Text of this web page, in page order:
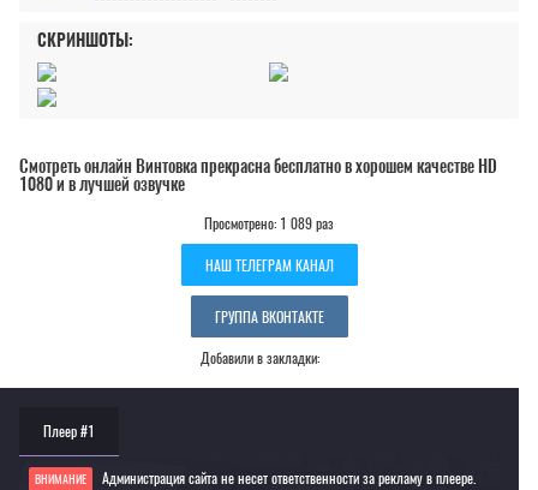
СКРИНШОТЫ:
Смотреть онлайн Винтовка прекрасна бесплатно в хорошем качестве HD
1080 и в лучшей озвучке
Просмотрено: 1 089 раз
НАШ ТЕЛЕГРАМ КАНАЛ
ГРУППА ВКОНТАКТЕ
Добавили в закладки:
Плеер #1
ВНИМАНИЕ Администрация сайта не несет ответственности за рекламу в плеере.